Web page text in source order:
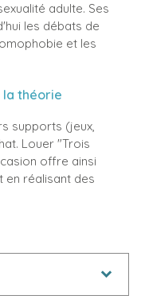
adulte. Ses
les débats de
et les
la théorie
supports (jeux,
Louer "Trois
offre ainsi
en réalisant des